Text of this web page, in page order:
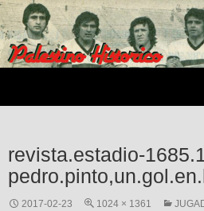
Saltar
al
contenido
revista.estadio-
2017-02-23 1024 × 1361